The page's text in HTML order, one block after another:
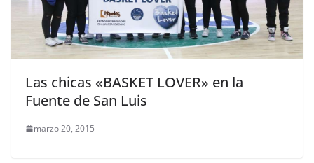
Las chicas «BASKET LOVER» en la
Fuente de San Luis
marzo 20, 2015